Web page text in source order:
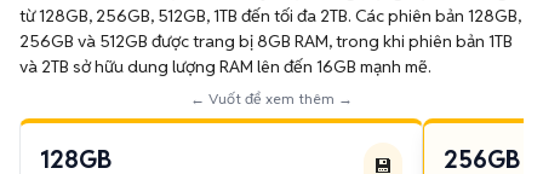
từ 128GB, 256GB, 512GB, 1TB đến tối đa 2TB. Các phiên bản 128GB,
256GB và 512GB được trang bị 8GB RAM, trong khi phiên bản 1TB
và 2TB sở hữu dung lượng RAM lên đến 16GB mạnh mẽ.
← Vuốt để xem thêm →
128GB 💾 256GB